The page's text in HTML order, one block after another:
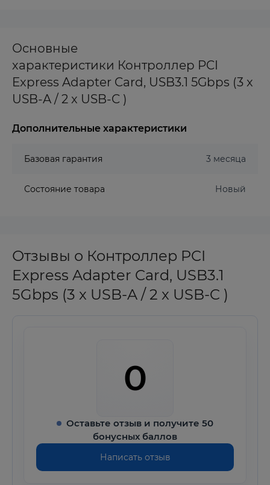
Основные
характеристики Контроллер PCI
Express Adapter Card, USB3.1 5Gbps (3 x
USB-A / 2 x USB-C )
Дополнительные характеристики
Базовая гарантия 3 месяца
Состояние товара Новый
Отзывы о Контроллер PCI
Express Adapter Card, USB3.1
5Gbps (3 x USB-A / 2 x USB-C )
0
Оставьте отзыв и получите 50
бонусных баллов
Написать отзыв